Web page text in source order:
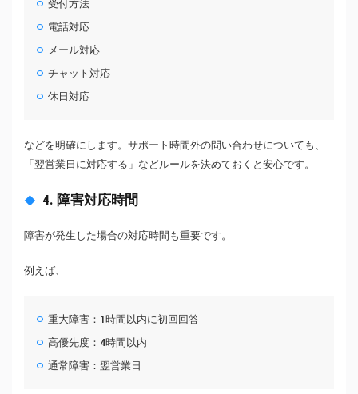
受付方法
電話対応
メール対応
チャット対応
休日対応
などを明確にします。サポート時間外の問い合わせについても、
「翌営業日に対応する」などルールを決めておくと安心です。
4. 障害対応時間
障害が発生した場合の対応時間も重要です。
例えば、
重大障害：1時間以内に初回回答
高優先度：4時間以内
通常障害：翌営業日